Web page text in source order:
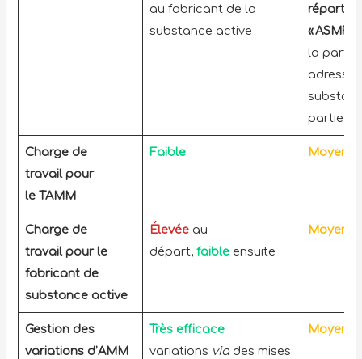
au fabricant de la
substance active
« ASMF
la partie
partie
Charge de
travail pour
le TAMM
Faible Moyenne
Charge de
travail pour le
fabricant de
substance active
Élevéeau
départ, faibleensuite
Moyenne
Gestion des
variations d’AMM
Très efficace:
variations viades mises
Moyenne